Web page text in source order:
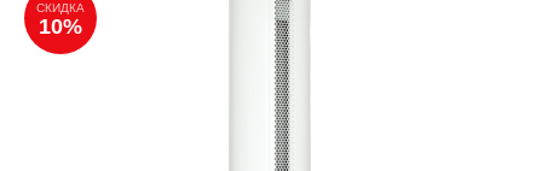
СКИДКА
10%